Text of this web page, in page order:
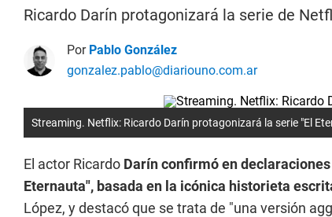
Ricardo Darín protagonizará la serie de
Por Pablo González
gonzalez.pablo@diariouno.com.ar
Streaming. Netflix: Ricardo Darín protagonizará la serie "El
El actor Ricardo Darín confirmó en
Eternauta", basada en la icónica historieta
López, y destacó que se trata de "una versión